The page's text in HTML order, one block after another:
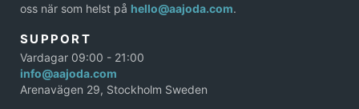
oss när som helst på hello@aajoda.com.
SUPPORT
Vardagar 09:00 - 21:00
info@aajoda.com
Arenavägen 29, Stockholm Sweden